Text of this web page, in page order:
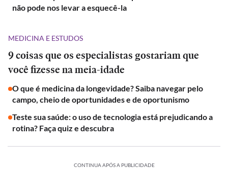
não pode nos levar a esquecê-la
MEDICINA E ESTUDOS
9 coisas que os especialistas gostariam que
você fizesse na meia-idade
O que é medicina da longevidade? Saiba navegar pelo
campo, cheio de oportunidades e de oportunismo
Teste sua saúde: o uso de tecnologia está prejudicando a
rotina? Faça quiz e descubra
CONTINUA APÓS A PUBLICIDADE